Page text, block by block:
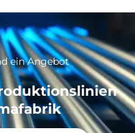
ein Angebot